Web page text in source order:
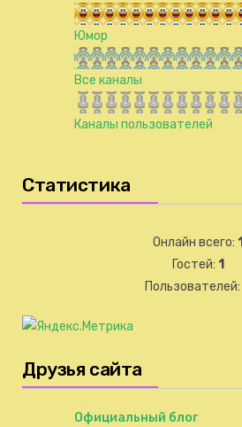
Юмор
Все каналы
Каналы пользователей
Статистика
Онлайн всего: 1
Гостей: 1
Пользователей:
Друзья сайта
Официальный блог